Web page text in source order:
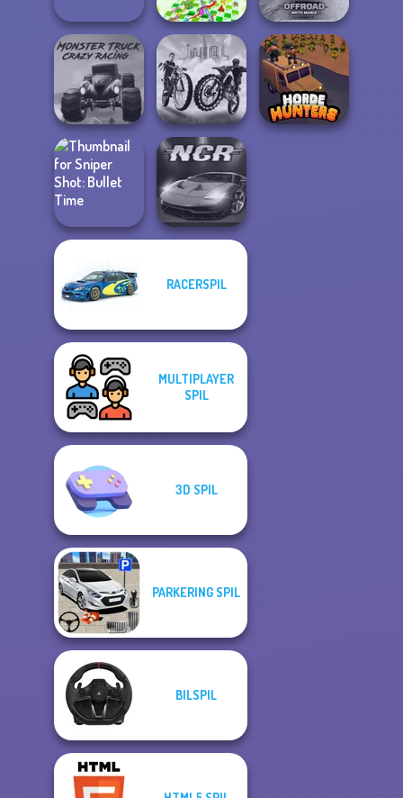
Ultimate Flying
Car
Snakes and
Ladders
Offroad Moto
Mania
Monster Truck
Crazy Racing
City Bike Racing
Champion
Sniper Shot:
Bullet Time
RACERSPIL
MULTIPLAYER
SPIL
3D SPIL
PARKERING SPIL
BILSPIL